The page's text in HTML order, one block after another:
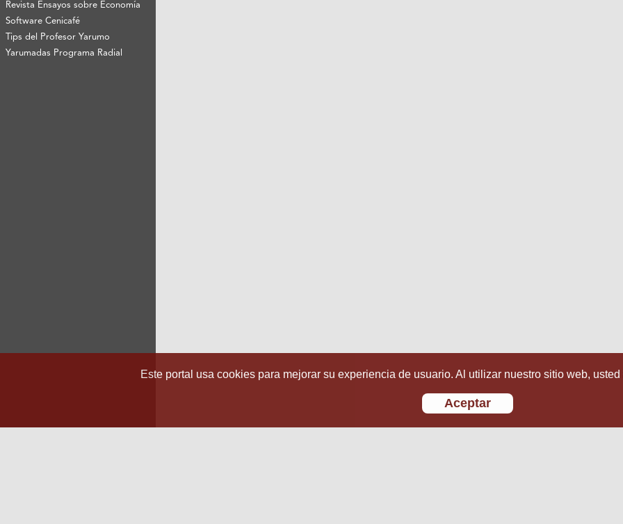
Revista Ensayos sobre Economía
Software Cenicafé
Tips del Profesor Yarumo
Yarumadas Programa Radial
Este portal usa cookies para mejorar su experiencia de usuario. Al utilizar nuestro sitio web,
Aceptar